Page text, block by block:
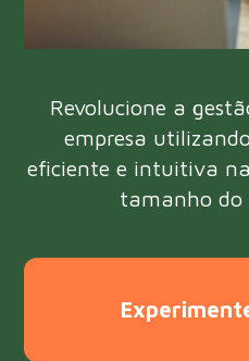
Revolucione a
empresa
eficiente e intuitiva
tamanho do